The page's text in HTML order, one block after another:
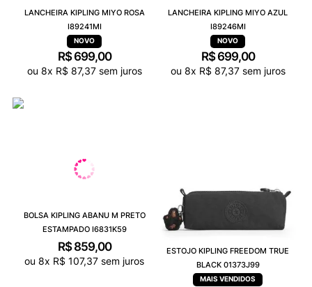
LANCHEIRA KIPLING MIYO ROSA
I89241MI
R$ 699,00
ou 8x R$ 87,37sem juros
LANCHEIRA KIPLING MIYO AZUL
I89246MI
R$ 699,00
ou 8x R$ 87,37sem juros
BOLSA KIPLING ABANU M PRETO
ESTAMPADO I6831K59
R$ 859,00
ou 8x R$ 107,37 sem juros
ESTOJO KIPLING FREEDOM TRUE
BLACK 01373J99